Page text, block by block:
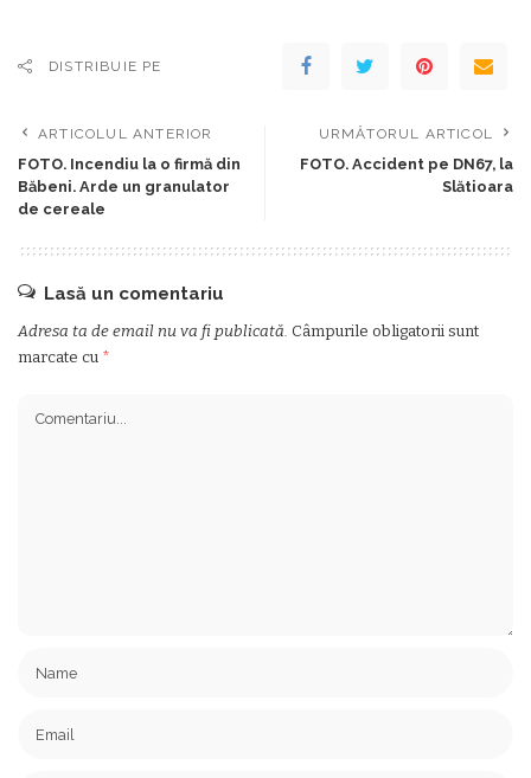
DISTRIBUIE PE
ARTICOLUL ANTERIOR
FOTO. Incendiu la o firmă din
Băbeni. Arde un granulator
de cereale
URMĂTORUL ARTICOL
FOTO. Accident pe DN67, la
Slătioara
Lasă un comentariu
Adresa ta de email nu va fi publicată. Câmpurile obligatorii sunt
marcate cu *